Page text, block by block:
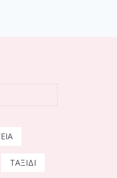
ΤΑΞΊΔΙ